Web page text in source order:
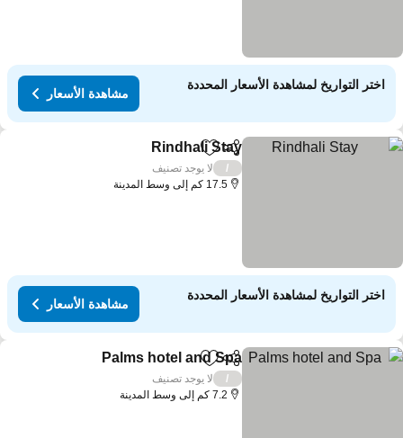
اختر التواريخ لمشاهدة الأسعار المحددة
مشاهدة الأسعار
مشاركةAdd to favorites
Rindhali Stay
لا يوجد تصنيف
17.5 كم إلى وسط المدينة
اختر التواريخ لمشاهدة الأسعار المحددة
مشاهدة الأسعار
مشاركةAdd to favorites
Palms hotel and Spa
لا يوجد تصنيف
7.2 كم إلى وسط المدينة